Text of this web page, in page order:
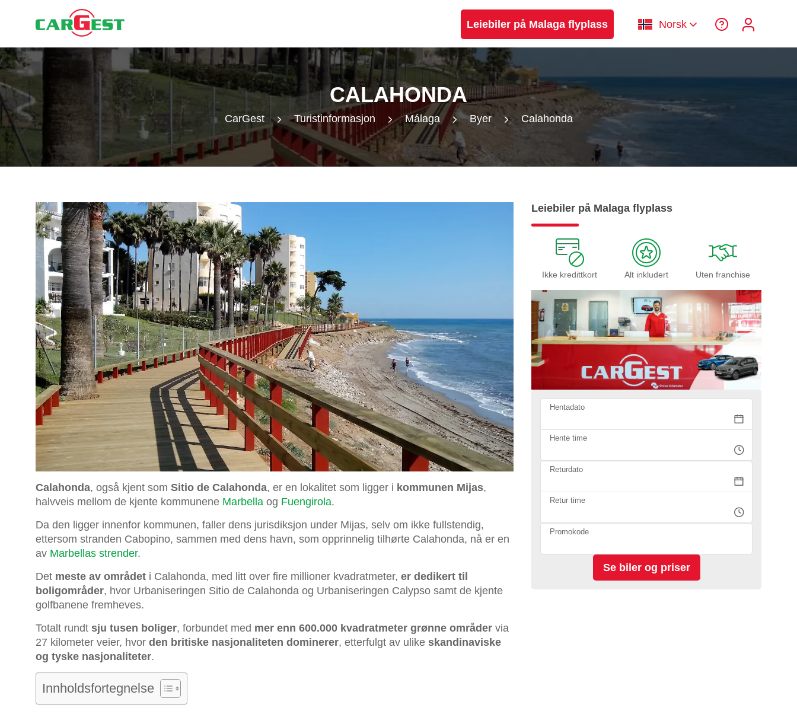
Leiebiler på Malaga flyplass Norsk
CALAHONDA
CarGest Turistinformasjon Málaga Byer Calahonda
Calahonda, også kjent som Sitio de Calahonda, er en lokalitet som ligger i kommunen Mijas,
halvveis mellom de kjente kommunene Marbella og Fuengirola.
Da den ligger innenfor kommunen, faller dens jurisdiksjon under Mijas, selv om ikke fullstendig,
ettersom stranden Cabopino, sammen med dens havn, som opprinnelig tilhørte Calahonda, nå er en
av Marbellas strender.
Det meste av området i Calahonda, med litt over fire millioner kvadratmeter, er dedikert til
boligområder, hvor Urbaniseringen Sitio de Calahonda og Urbaniseringen Calypso samt de kjente
golfbanene fremheves.
Totalt rundt sju tusen boliger, forbundet med mer enn 600.000 kvadratmeter grønne områder via
27 kilometer veier, hvor den britiske nasjonaliteten dominerer, etterfulgt av ulike skandinaviske
og tyske nasjonaliteter.
Innholdsfortegnelse
Leiebiler på Malaga flyplass
Ikke kredittkort Alt inkludert Uten franchise
Hentadato
Hente time
Returdato
Retur time
Promokode